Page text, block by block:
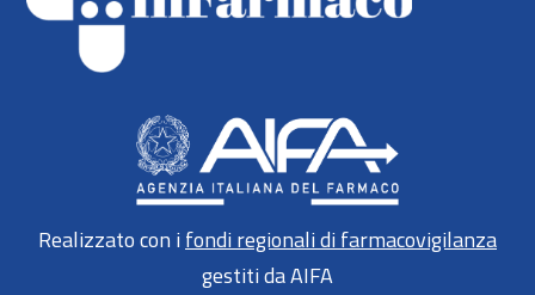
Realizzato con ifondi regionali di farmacovigilanza
gestiti da AIFA